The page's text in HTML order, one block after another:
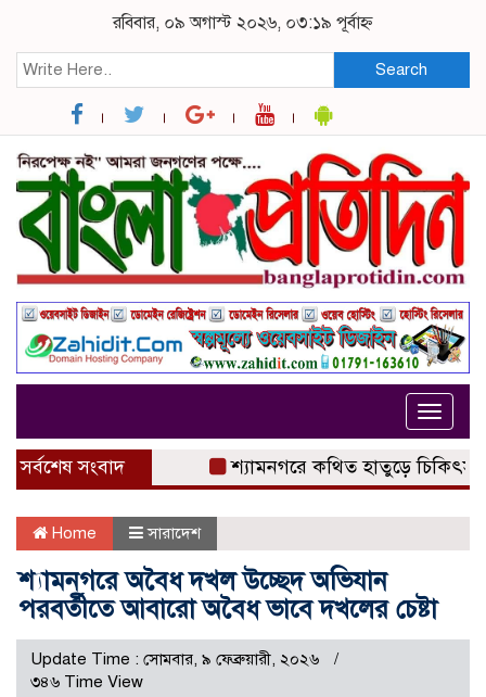
রবিবার, ০৯ অগাস্ট ২০২৬, ০৩:১৯ পূর্বাহ্ন
Search
Toggle
সর্বশেষ সংবাদ শ্যামনগরে কথিত হাতুড়ে চিকিৎসকের
Home সারাদেশ
শ্যামনগরে অবৈধ দখল উচ্ছেদ অভিযান
পরবর্তীতে আবারো অবৈধ ভাবে দখলের চেষ্টা
Update Time : সোমবার, ৯ ফেব্রুয়ারী, ২০২৬
৩৪৬ Time View